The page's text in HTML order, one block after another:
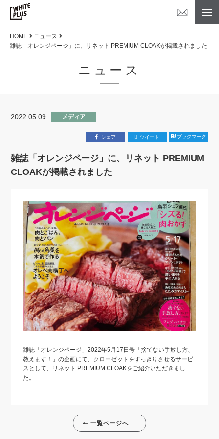
HOME
ニュース
雑誌「オレンジページ」に、リネット PREMIUM CLOAKが掲載されました
ニュース
2022.05.09 メディア
シェア ツイート ブックマーク
雑誌「オレンジページ」に、リネット PREMIUM
CLOAKが掲載されました
雑誌「オレンジページ」2022年5月17日号「捨てない手放し方、
教えます！」の企画にて、クローゼットをすっきりさせるサービ
スとして、
リネット PREMIUM CLOAKをご紹介いただきまし
た。
一覧ページへ